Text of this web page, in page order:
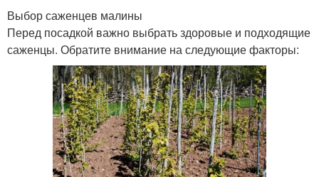
Выбор саженцев малины
Перед посадкой важно выбрать здоровые и подходящие
саженцы. Обратите внимание на следующие факторы: